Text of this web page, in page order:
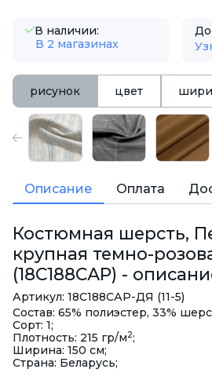
В наличии:
В 2 магазинах
рисунок цвет
Описание Оплата
Костюмная шерсть,
крупная темно-
(18С188САР) -
Артикул: 18С188САР-ДЯ (11-5)
Состав: 65% полиэстер, 33%
Сорт: 1;
Плотность: 215 гр/м2;
Ширина: 150 см;
Страна: Беларусь;